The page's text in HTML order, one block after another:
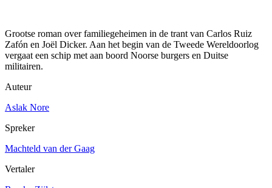
Grootse roman over familiegeheimen in de trant van Carlos Ruiz
Zafón en Joël Dicker. Aan het begin van de Tweede Wereldoorlog
vergaat een schip met aan boord Noorse burgers en Duitse
militairen.
Auteur
Aslak Nore
Spreker
Machteld van der Gaag
Vertaler